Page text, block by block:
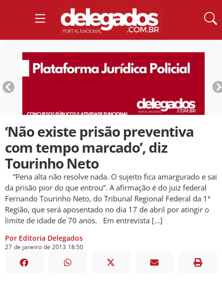
‘Não existe prisão preventiva
com tempo marcado’, diz
Tourinho Neto
“Pena alta não resolve nada. O sujeito fica amargurado e sai
da prisão pior do que entrou”. A afirmação é do juiz federal
Fernando Tourinho Neto, do Tribunal Regional Federal da 1ª
Região, que será aposentado no dia 17 de abril por atingir o
limite de idade de 70 anos. Em entrevista […]
Por Editoria Delegados
27 de janeiro de 2013 18:50